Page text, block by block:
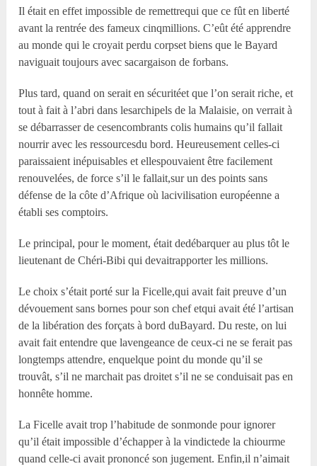
Il était en effet impossible de remettrequi que ce fût en liberté
avant la rentrée des fameux cinqmillions. C’eût été apprendre
au monde qui le croyait perdu corpset biens que le Bayard
naviguait toujours avec sacargaison de forbans.
Plus tard, quand on serait en sécuritéet que l’on serait riche, et
tout à fait à l’abri dans lesarchipels de la Malaisie, on verrait à
se débarrasser de cesencombrants colis humains qu’il fallait
nourrir avec les ressourcesdu bord. Heureusement celles-ci
paraissaient inépuisables et ellespouvaient être facilement
renouvelées, de force s’il le fallait,sur un des points sans
défense de la côte d’Afrique où lacivilisation européenne a
établi ses comptoirs.
Le principal, pour le moment, était dedébarquer au plus tôt le
lieutenant de Chéri-Bibi qui devaitrapporter les millions.
Le choix s’était porté sur la Ficelle,qui avait fait preuve d’un
dévouement sans bornes pour son chef etqui avait été l’artisan
de la libération des forçats à bord duBayard. Du reste, on lui
avait fait entendre que lavengeance de ceux-ci ne se ferait pas
longtemps attendre, enquelque point du monde qu’il se
trouvât, s’il ne marchait pas droitet s’il ne se conduisait pas en
honnête homme.
La Ficelle avait trop l’habitude de sonmonde pour ignorer
qu’il était impossible d’échapper à la vindictede la chiourme
quand celle-ci avait prononcé son jugement. Enfin,il n’aimait